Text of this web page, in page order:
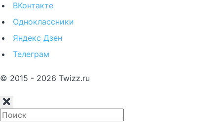
ВКонтакте
Одноклассники
Яндекс Дзен
Телеграм
© 2015 - 2026 Twizz.ru